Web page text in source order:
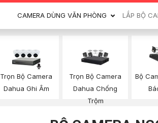
CAMERA DÙNG VĂN PHÒNG LẮP BỘ
Trọn Bộ Camera
Dahua Ghi Âm
Trọn Bộ Camera
Dahua Chống
Trộm
Bộ